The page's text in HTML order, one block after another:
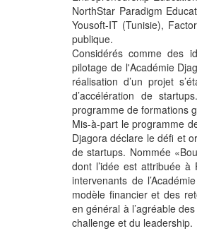
NorthStar Paradigm
Yousoft-IT (Tunisie),
publique.
Considérés comme des
pilotage de l'Académie
réalisation d’un projet
d’accélération de
programme de formations
Mis-à-part le programme
Djagora déclare le défi et
de startups. Nommée
dont l’idée est attribuée
intervenants de
modèle financier et des
en général à l’agréable
challenge et du leadership.